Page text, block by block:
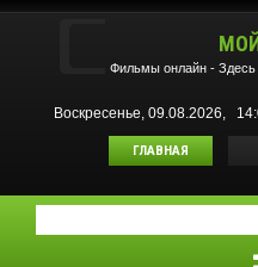
Фильмы oнлайн -
Воскресенье, 09.08.2026,
ГЛАВНАЯ